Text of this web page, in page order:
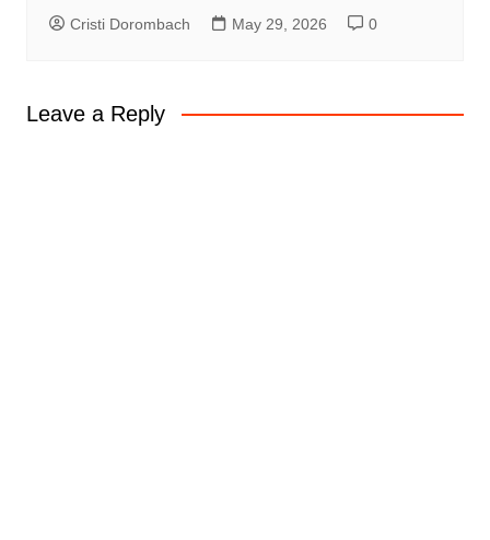
Cristi Dorombach May 29, 2026 0
Leave a Reply